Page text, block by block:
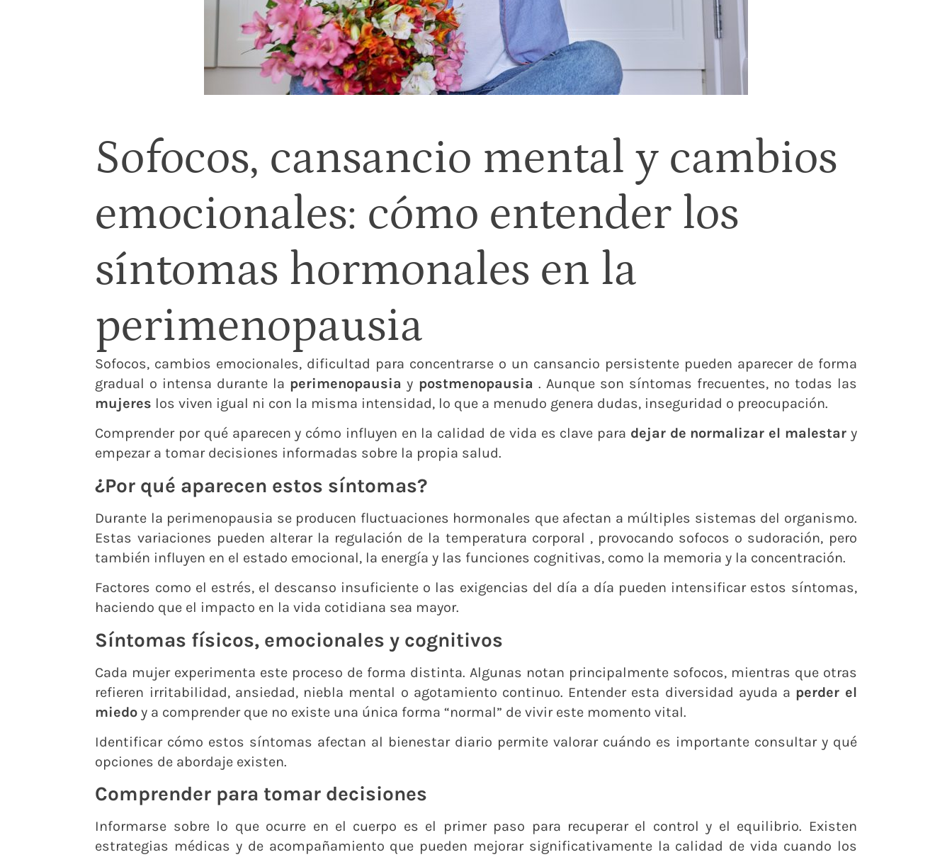
Sofocos, cansancio mental y cambios
emocionales: cómo entender los
síntomas hormonales en la
perimenopausia
Sofocos, cambios emocionales, dificultad para concentrarse o un cansancio persistente pueden aparecer de forma
gradual o intensa durante la perimenopausia y postmenopausia . Aunque son síntomas frecuentes, no todas las
mujeres los viven igual ni con la misma intensidad, lo que a menudo genera dudas, inseguridad o preocupación.
Comprender por qué aparecen y cómo influyen en la calidad de vida es clave para dejar de normalizar el malestary
empezar a tomar decisiones informadas sobre la propia salud.
¿Por qué aparecen estos síntomas?
Durante la perimenopausia se producen fluctuaciones hormonales que afectan a múltiples sistemas del organismo.
Estas variaciones pueden alterar la regulación de la temperatura corporal , provocando sofocos o sudoración, pero
también influyen en el estado emocional, la energía y las funciones cognitivas, como la memoria y la concentración.
Factores como el estrés, el descanso insuficiente o las exigencias del día a día pueden intensificar estos síntomas,
haciendo que el impacto en la vida cotidiana sea mayor.
Síntomas físicos, emocionales y cognitivos
Cada mujer experimenta este proceso de forma distinta. Algunas notan principalmente sofocos, mientras que otras
refieren irritabilidad, ansiedad, niebla mental o agotamiento continuo. Entender esta diversidad ayuda a perder el
miedo y a comprender que no existe una única forma “normal” de vivir este momento vital.
Identificar cómo estos síntomas afectan al bienestar diario permite valorar cuándo es importante consultar y qué
opciones de abordaje existen.
Comprender para tomar decisiones
Informarse sobre lo que ocurre en el cuerpo es el primer paso para recuperar el control y el equilibrio. Existen
estrategias médicas y de acompañamiento que pueden mejorar significativamente la calidad de vida cuando los